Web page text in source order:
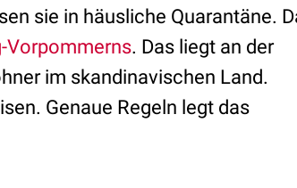
sie in häusliche Quarantäne.
Vorpommerns. Das liegt an der
im skandinavischen Land.
Genaue Regeln legt das